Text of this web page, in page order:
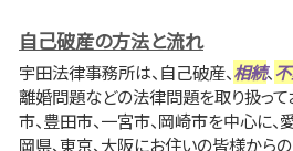
自己破産の方法と流れ
宇田法律事務所は、自己破産、相続、
離婚問題などの法律問題を取り扱って
市、豊田市、一宮市、岡崎市を中心に、
岡県、東京、大阪にお住いの皆様から